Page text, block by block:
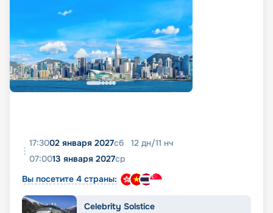
17:3002 января 2027сб 12 дн/11 нч
07:0013 января 2027ср
Вы посетите 4 страны:
Celebrity Solstice